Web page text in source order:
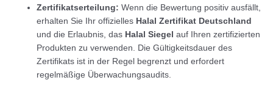
Zertifikatserteilung: Wenn die Bewertung positiv ausfällt,
erhalten Sie Ihr offizielles Halal Zertifikat Deutschland
und die Erlaubnis, das Halal Siegel auf Ihren zertifizierten
Produkten zu verwenden. Die Gültigkeitsdauer des
Zertifikats ist in der Regel begrenzt und erfordert
regelmäßige Überwachungsaudits.